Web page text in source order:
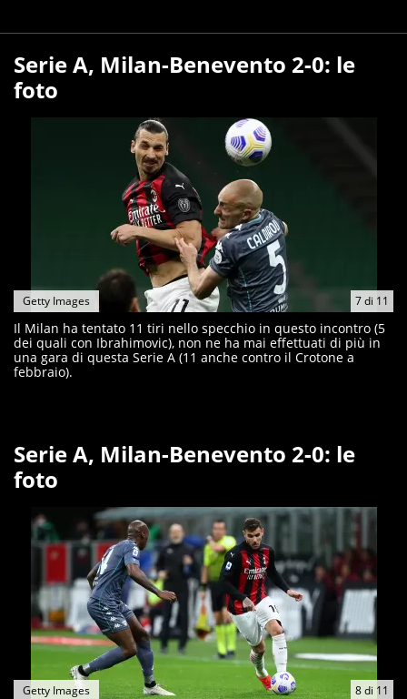
Serie A, Milan-Benevento 2-0: le
foto
7di 11
Getty Images
Il Milan ha tentato 11 tiri nello specchio in questo incontro (5
dei quali con Ibrahimovic), non ne ha mai effettuati di più in
una gara di questa Serie A (11 anche contro il Crotone a
febbraio).
Serie A, Milan-Benevento 2-0: le
foto
8di 11
Getty Images